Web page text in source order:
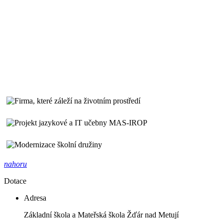
nahoru
Dotace
Adresa
Základní škola a Mateřská škola Žďár nad Metují